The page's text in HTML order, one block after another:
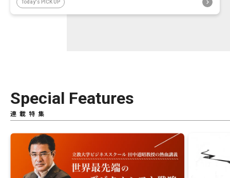
Today's PICK UP
Special Features
連載特集